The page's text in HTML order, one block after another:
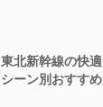
東北新幹線の快
シーン別おすす